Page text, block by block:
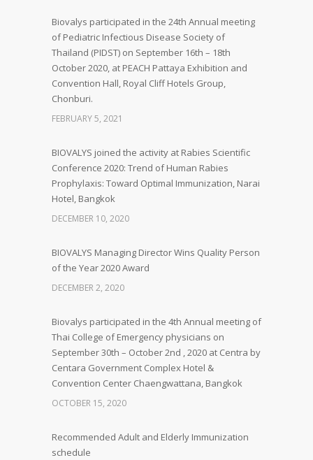
Biovalys participated in the 24th Annual meeting
of Pediatric Infectious Disease Society of
Thailand (PIDST) on September 16th – 18th
October 2020, at PEACH Pattaya Exhibition and
Convention Hall, Royal Cliff Hotels Group,
Chonburi.
FEBRUARY 5, 2021
BIOVALYS joined the activity at Rabies Scientific
Conference 2020: Trend of Human Rabies
Prophylaxis: Toward Optimal Immunization, Narai
Hotel, Bangkok
DECEMBER 10, 2020
BIOVALYS Managing Director Wins Quality Person
of the Year 2020 Award
DECEMBER 2, 2020
Biovalys participated in the 4th Annual meeting of
Thai College of Emergency physicians on
September 30th – October 2nd , 2020 at Centra by
Centara Government Complex Hotel &
Convention Center Chaengwattana, Bangkok
OCTOBER 15, 2020
Recommended Adult and Elderly Immunization
schedule